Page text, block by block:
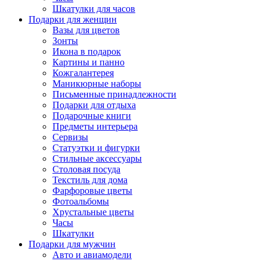
Шкатулки для часов
Подарки для женщин
Вазы для цветов
Зонты
Икона в подарок
Картины и панно
Кожгалантерея
Маникюрные наборы
Письменные принадлежности
Подарки для отдыха
Подарочные книги
Предметы интерьера
Сервизы
Статуэтки и фигурки
Стильные аксессуары
Столовая посуда
Текстиль для дома
Фарфоровые цветы
Фотоальбомы
Хрустальные цветы
Часы
Шкатулки
Подарки для мужчин
Авто и авиамодели